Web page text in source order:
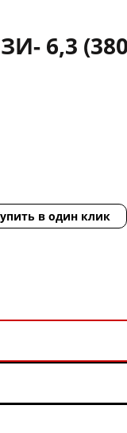
6,3
в один клик